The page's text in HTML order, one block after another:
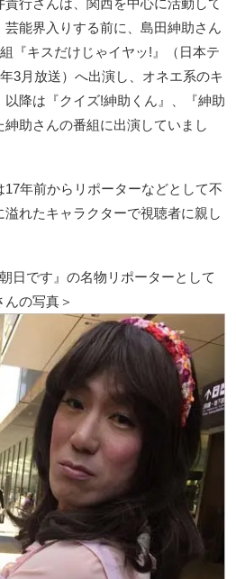
行さんは、関西を中心に活動して
能界入りする前に、島田紳助さん
『キスだけじゃイヤッ!』（日本テ
3月放送）へ出演し、オネエ系のキ
降は『クイズ!紳助くん』、『紳助
助さんの番組に出演していまし
17年前からリポーターなどとして不
れたキャラクターで視聴者に親し
日です』の名物リポーターとして
の写真＞